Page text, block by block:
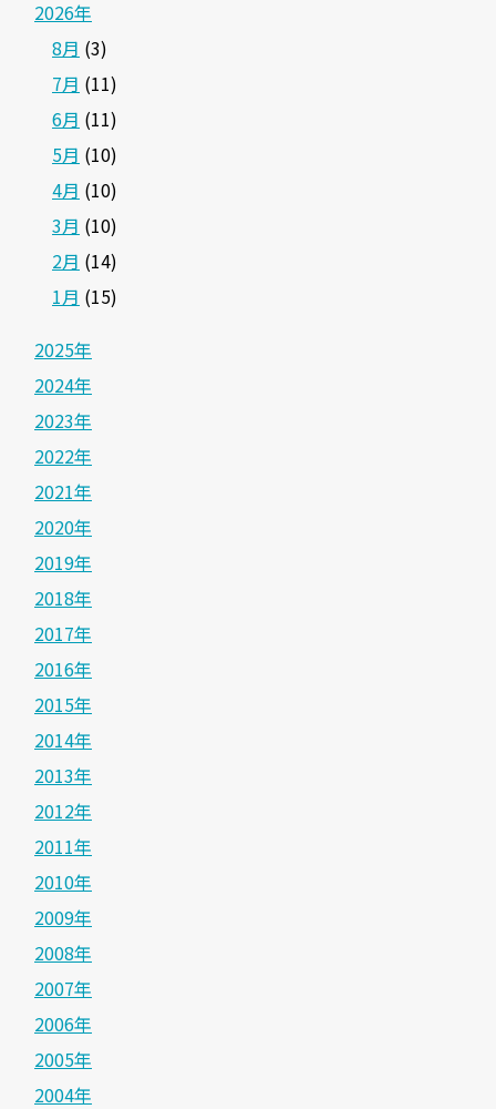
2026年
8月 (3)
7月 (11)
6月 (11)
5月 (10)
4月 (10)
3月 (10)
2月 (14)
1月 (15)
2025年
2024年
2023年
2022年
2021年
2020年
2019年
2018年
2017年
2016年
2015年
2014年
2013年
2012年
2011年
2010年
2009年
2008年
2007年
2006年
2005年
2004年